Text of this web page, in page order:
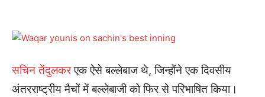
सचिन तेंदुलकरएक ऐसे बल्लेबाज थे, जिन्होंने एक दिवसीय
अंतरराष्ट्रीय मैचों में बल्लेबाजी को फिर से परिभाषित किया।